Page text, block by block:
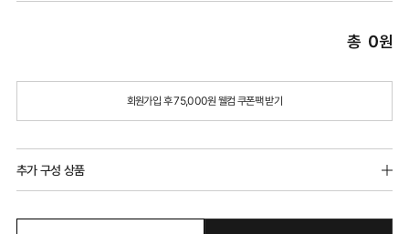
총 0원
회원가입 후 75,000원 웰컴 쿠폰팩 받기
추가 구성 상품